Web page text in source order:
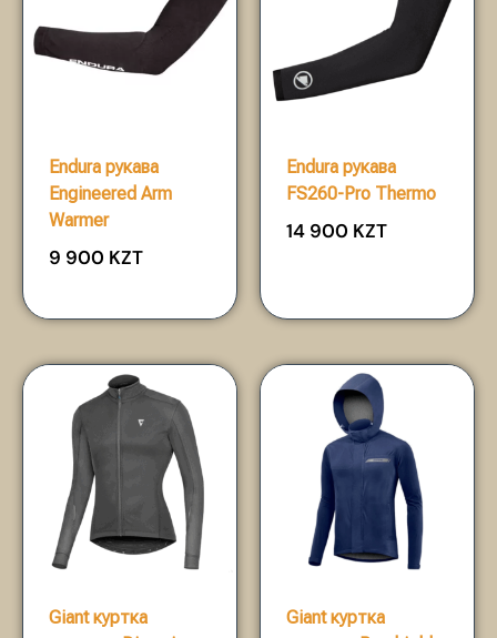
Endura рукава
Engineered Arm
Warmer
9 900 KZT
Endura рукава
FS260-Pro Thermo
14 900 KZT
Giant куртка
Giant куртка